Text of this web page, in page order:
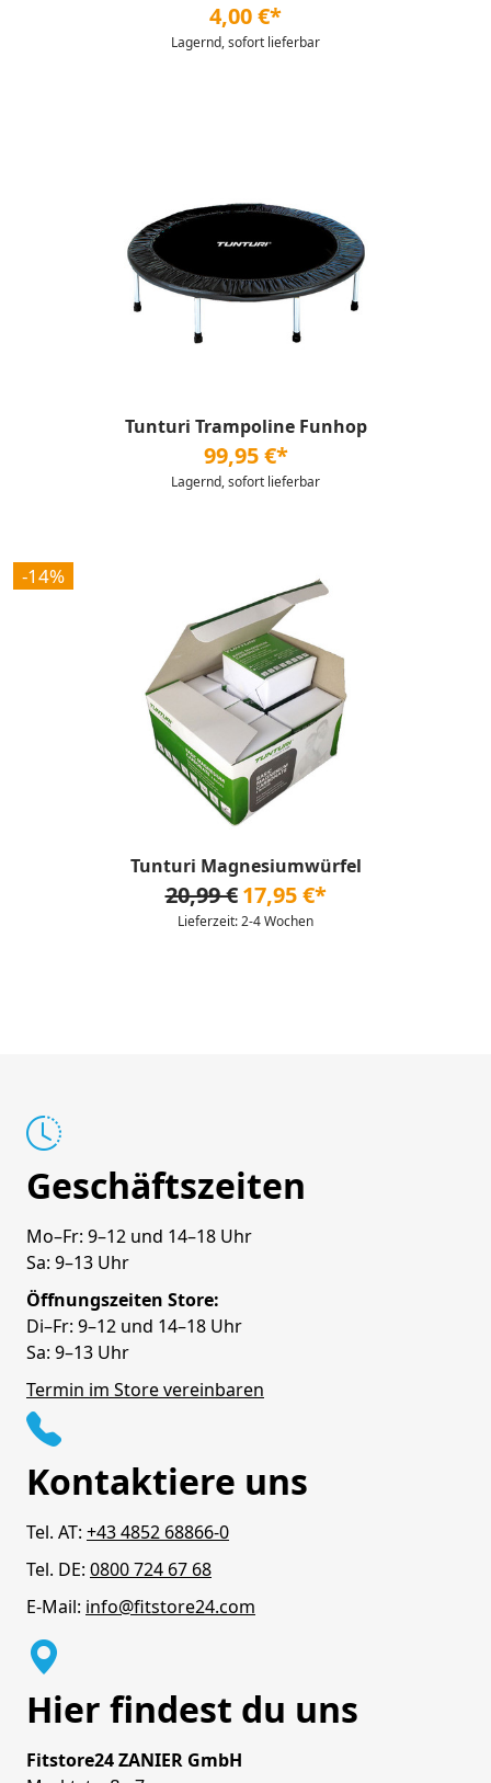
4,00 €*
Lagernd, sofort lieferbar
Tunturi Trampoline Funhop
99,95 €*
Lagernd, sofort lieferbar
-14%
Tunturi Magnesiumwürfel
20,99 € 17,95 €*
Lieferzeit: 2-4 Wochen
Geschäftszeiten
Mo–Fr: 9–12 und 14–18 Uhr
Sa: 9–13 Uhr
Öffnungszeiten Store:
Di–Fr: 9–12 und 14–18 Uhr
Sa: 9–13 Uhr
Termin im Store vereinbaren
Kontaktiere uns
Tel. AT: +43 4852 68866-0
Tel. DE: 0800 724 67 68
E-Mail: info@fitstore24.com
Hier findest du uns
Fitstore24 ZANIER GmbH